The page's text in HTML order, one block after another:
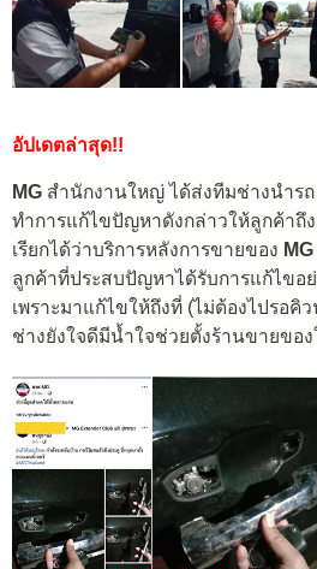
อัปเดตล่าสุด!!
MG สำนักงานใหญ่ ได้ส่งทีมช่างนำรถ
ทำการแก้ไขปัญหาดังกล่าวให้ลูกค้าถึ
เรียกได้ว่าบริการหลังการขายของ MG
ลูกค้าที่ประสบปัญหาได้รับการแก้ไขอ
เพราะมาแก้ไขให้ถึงที่ (ไม่ต้องไปรอคิ
ช่างยังใจดีมีน้ำใจช่วยตั้งร้านขายขอ